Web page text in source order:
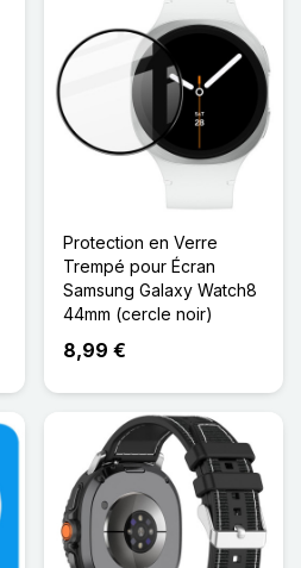
Protection en Verre
Trempé pour Écran
Samsung Galaxy Watch8
44mm (cercle noir)
8,99 €